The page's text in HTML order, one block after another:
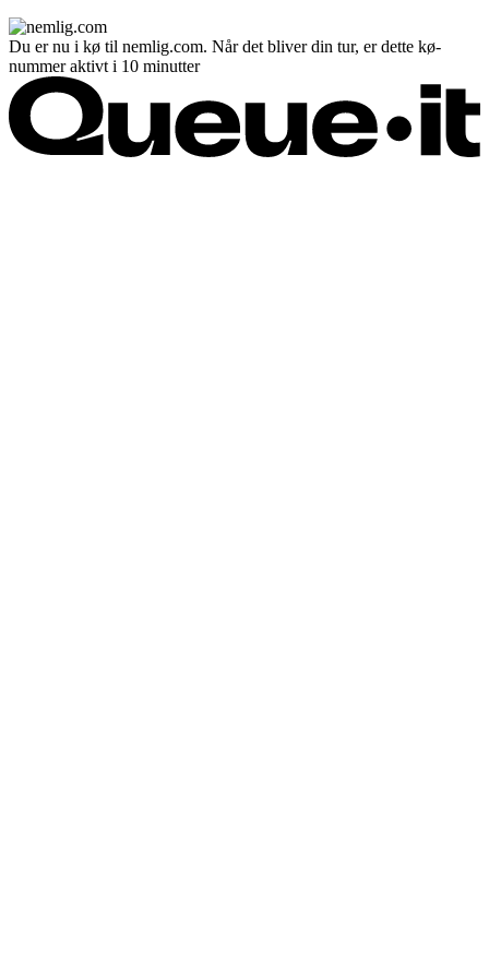
Du er nu i kø til nemlig.com. Når det bliver din tur, er dette kø-
nummer aktivt i 10 minutter